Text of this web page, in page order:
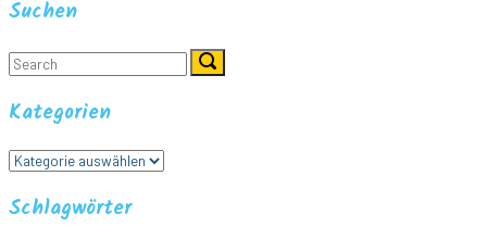
Suchen
Search
for:
Search
Kategorien
Kategorien
Schlagwörter